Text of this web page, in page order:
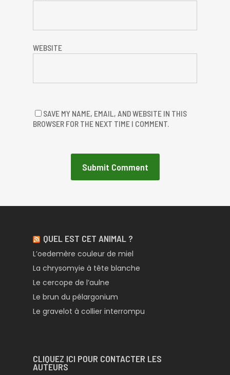
WEBSITE
SAVE MY NAME, EMAIL, AND WEBSITE IN THIS
BROWSER FOR THE NEXT TIME I COMMENT.
QUEL EST CET ANIMAL ?
L’oedemère couleur de miel
La chrysomyie à tête blanche
Le cercope de l’aulne
Le brun du pélargonium
Le gravelot à collier interrompu
CLIQUEZ ICI POUR CONTACTER LES
AUTEURS